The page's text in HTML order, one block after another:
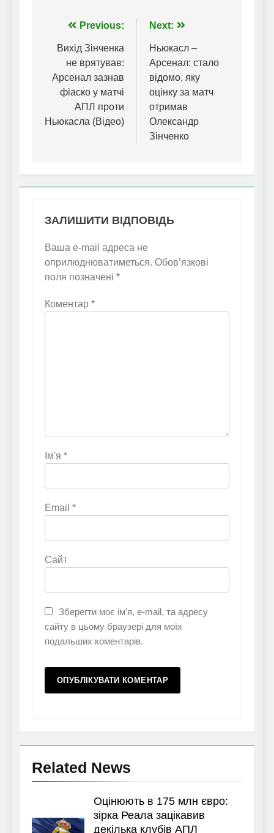
Навігація
записів
Previous:
Вихід Зінченка
не врятував:
Арсенал зазнав
фіаско у матчі
АПЛ проти
Ньюкасла (Відео)
Next:
Ньюкасл –
Арсенал: стало
відомо, яку
оцінку за матч
отримав
Олександр
Зінченко
ЗАЛИШИТИ ВІДПОВІДЬ
Ваша e-mail адреса не
оприлюднюватиметься. Обов’язкові
поля позначені *
Коментар *
Ім'я *
Email *
Сайт
Зберегти моє ім'я, e-mail, та адресу
сайту в цьому браузері для моїх
подальших коментарів.
Related News
Оцінюють в 175 млн євро:
зірка Реала зацікавив
декілька клубів АПЛ